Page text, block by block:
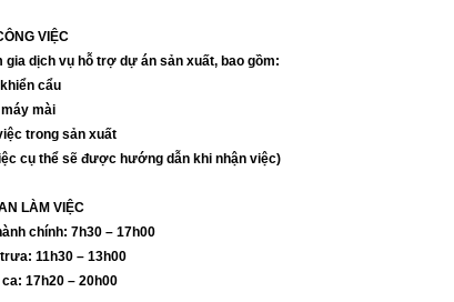
VIỆC
gia dịch vụ hỗ trợ dự án sản xuất, bao gồm:
cẩu
mài
trong sản xuất
cụ thể sẽ được hướng dẫn khi nhận việc)
LÀM VIỆC
chính: 7h30 – 17h00
11h30 – 13h00
ca: 17h20 – 20h00